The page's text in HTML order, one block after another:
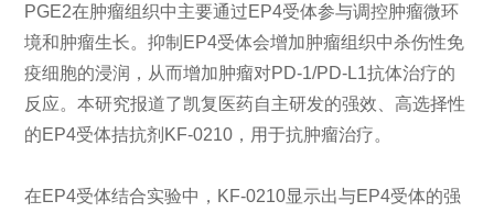
PGE2在肿瘤组织中主要通过EP4受体参与调控肿瘤微环
境和肿瘤生长。抑制EP4受体会增加肿瘤组织中杀伤性免
疫细胞的浸润，从而增加肿瘤对PD-1/PD-L1抗体治疗的
反应。本研究报道了凯复医药自主研发的强效、高选择性
的EP4受体拮抗剂KF-0210，用于抗肿瘤治疗。
在EP4受体结合实验中，KF-0210显示出与EP4受体的强